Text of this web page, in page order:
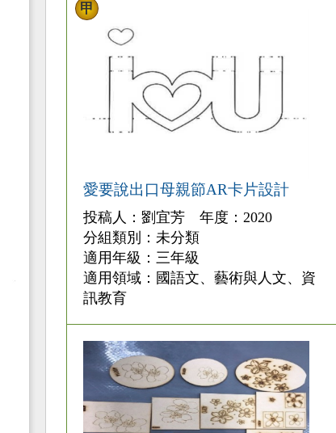
愛要說出口母親節AR卡片設計
甲
投稿人：劉宜芳 年度：2020
分組類別：未分類
適用年級：三年級
適用領域：國語文、藝術與人文、資
訊教育